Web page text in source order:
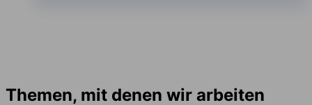
Themen, mit denen wir arbeiten